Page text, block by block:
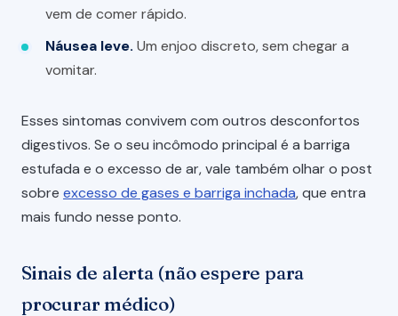
vem de comer rápido.
Náusea leve. Um enjoo discreto, sem chegar a
vomitar.
Esses sintomas convivem com outros desconfortos
digestivos. Se o seu incômodo principal é a barriga
estufada e o excesso de ar, vale também olhar o post
sobre excesso de gases e barriga inchada, que entra
mais fundo nesse ponto.
Sinais de alerta (não espere para
procurar médico)